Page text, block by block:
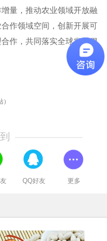
量，推动农业领域开放融
作领域空间，创新开展可
作，共同落实全球发展倡
QQ好友 更多